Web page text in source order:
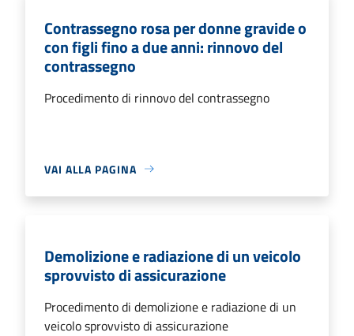
Contrassegno rosa per donne gravide o
con figli fino a due anni: rinnovo del
contrassegno
Procedimento di rinnovo del contrassegno
VAI ALLA PAGINA
Demolizione e radiazione di un veicolo
sprovvisto di assicurazione
Procedimento di demolizione e radiazione di un
veicolo sprovvisto di assicurazione